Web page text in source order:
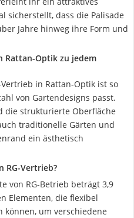
sicherstellt, dass die Palisade
Jahre hinweg ihre Form und
Rattan-Optik zu jedem
in Rattan-Optik ist so
von Gartendesigns passt.
die strukturierte Oberfläche
traditionelle Gärten und
ein ästhetisch
RG-Vertrieb?
von RG-Betrieb beträgt 3,9
Elementen, die flexibel
um verschiedene